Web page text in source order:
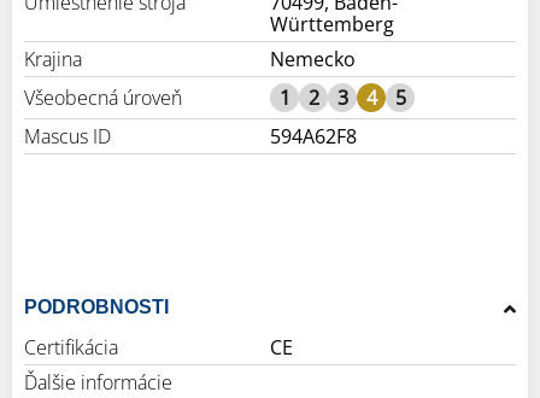
Württemberg
Krajina
Nemecko
Všeobecná úroveň
1 2 3 4
5
Mascus ID
594A62F8
PODROBNOSTI
Certifikácia
CE
Ďalšie informácie